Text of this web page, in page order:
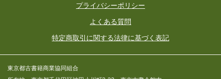
プライバシーポリシー
よくある質問
特定商取引に関する法律に基づく表記
東京都古書籍商業協同組合